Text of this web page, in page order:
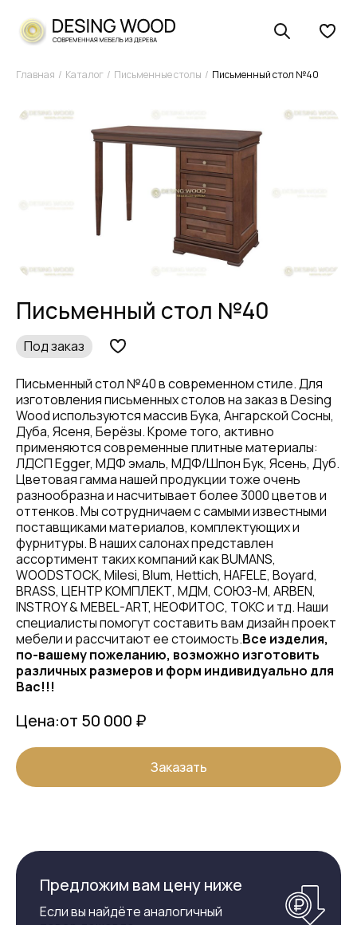
Главная Каталог Письменные столы Письменный стол №40
Письменный стол №40
Под заказ
Письменный стол №40 в современном стиле. Для
изготовления письменных столов на заказ в Desing
Wood используются массив Бука, Ангарской Сосны,
Дуба, Ясеня, Берёзы. Кроме того, активно
применяются современные плитные материалы:
ЛДСП Egger, МДФ эмаль, МДФ/Шпон Бук, Ясень, Дуб.
Цветовая гамма нашей продукции тоже очень
разнообразна и насчитывает более 3000 цветов и
оттенков. Мы сотрудничаем с самыми известными
поставщиками материалов, комплектующих и
фурнитуры. В наших салонах представлен
ассортимент таких компаний как BUMANS,
WOODSTOCK, Milesi, Blum, Hettich, HAFELE, Boyard,
BRASS, ЦЕНТР КОМПЛЕКТ, МДМ, СОЮЗ-М, ARBEN,
INSTROY & MEBEL-ART, НЕОФИТОС, ТОКС и тд. Наши
специалисты помогут составить вам дизайн проект
мебели и рассчитают ее стоимость.Все изделия,
по-вашему пожеланию, возможно изготовить
различных размеров и форм индивидуально для
Вас!!!
Цена:от 50 000 ₽
Заказать
Предложим вам цену ниже
Если вы найдёте аналогичный